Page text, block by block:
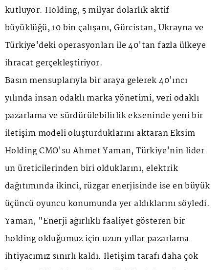
kutluyor. Holding, 5 milyar dolarlık aktif
büyüklüğü, 10 bin çalışanı, Gürcistan, Ukrayna ve
Türkiye'deki operasyonları ile 40'tan fazla ülkeye
ihracat gerçekleştiriyor.
Basın mensuplarıyla bir araya gelerek 40'ıncı
yılında insan odaklı marka yönetimi, veri odaklı
pazarlama ve sürdürülebilirlik ekseninde yeni bir
iletişim modeli oluşturduklarını aktaran Eksim
Holding CMO'su Ahmet Yaman, Türkiye'nin lider
un üreticilerinden biri olduklarını, elektrik
dağıtımında ikinci, rüzgar enerjisinde ise en büyük
üçüncü oyuncu konumunda yer aldıklarını söyledi.
Yaman, "Enerji ağırlıklı faaliyet gösteren bir
holding olduğumuz için uzun yıllar pazarlama
ihtiyacımız sınırlı kaldı. İletişim tarafı daha çok